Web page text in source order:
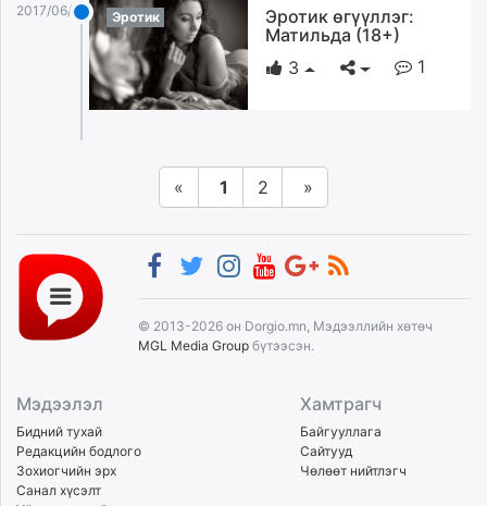
2017/06/18 Эротик
Эротик өгүүллэг:
Матильда (18+)
3
1
« 1 2 »
© 2013-2026 он Dorgio.mn, Мэдээллийн хөтөч
MGL Media Group бүтээсэн.
Мэдээлэл
Бидний тухай
Редакцийн бодлого
Зохиогчийн эрх
Санал хүсэлт
Хамтрагч
Байгууллага
Сайтууд
Чөлөөт нийтлэгч